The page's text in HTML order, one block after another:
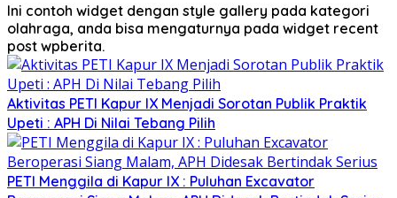
Ini contoh widget dengan style gallery pada kategori
olahraga, anda bisa mengaturnya pada widget recent
post wpberita.
Aktivitas PETI Kapur IX Menjadi Sorotan Publik Praktik
Upeti : APH Di Nilai Tebang Pilih
PETI Menggila di Kapur IX : Puluhan Excavator